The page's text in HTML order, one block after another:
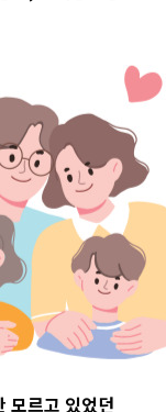
모르고 있었던